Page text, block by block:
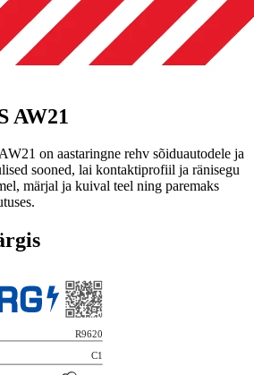
AW21
on aastaringne rehv sõiduautodele ja
sooned, lai kontaktiprofiil ja ränisegu
märjal ja kuival teel ning paremaks